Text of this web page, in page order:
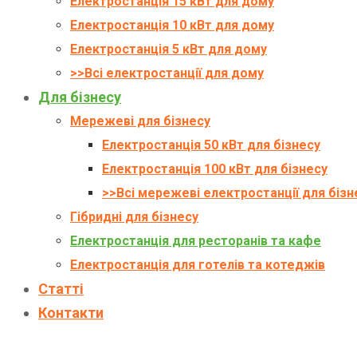
Електростанція 10 кВт для дому
Електростанція 5 кВт для дому
>>Всі електростанції для дому
Для бізнесу
Мережеві для бізнесу
Електростанція 50 кВт для бізнесу
Електростанція 100 кВт для бізнесу
>>Всі мережеві електростанції для
Гібридні для бізнесу
Електростанція для ресторанів та кафе
Електростанція для готелів та котеджів
Статті
Контакти